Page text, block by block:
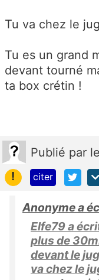
Tu va chez le
Tu es un grand
devant tourné
ta box crétin !
Publié par
!
citer
Anonyme a
Elfe79 a
plus de
devant le
va chez le